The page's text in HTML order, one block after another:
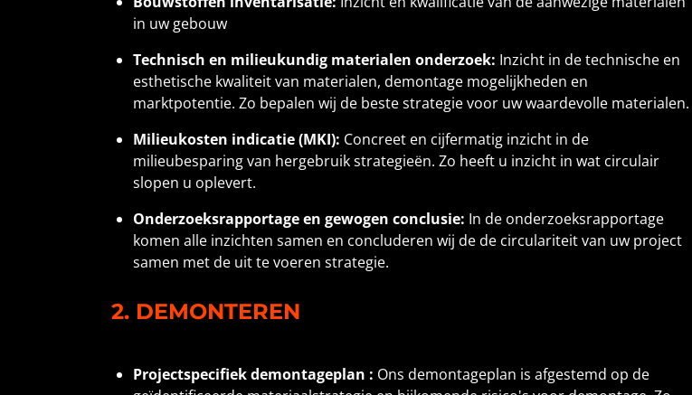
in uw gebouw
Technisch en milieukundig materialen onderzoek: Inzicht in de technische en
esthetische kwaliteit van materialen, demontage mogelijkheden en
marktpotentie. Zo bepalen wij de beste strategie voor uw waardevolle materialen.
Milieukosten indicatie (MKI): Concreet en cijfermatig inzicht in de
milieubesparing van hergebruik strategieën. Zo heeft u inzicht in wat circulair
slopen u oplevert.
Onderzoeksrapportage en gewogen conclusie: In de onderzoeksrapportage
komen alle inzichten samen en concluderen wij de de circulariteit van uw project
samen met de uit te voeren strategie.
2. DEMONTEREN
Projectspecifiek demontageplan : Ons demontageplan is afgestemd op de